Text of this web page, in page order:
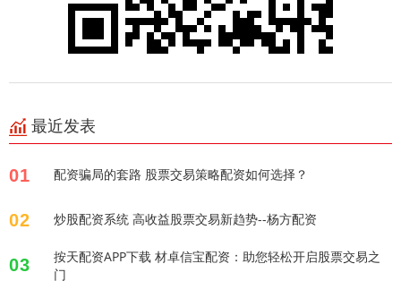
最近发表
01 配资骗局的套路 股票交易策略配资如何选择？
02 炒股配资系统 高收益股票交易新趋势--杨方配资
03
按天配资APP下载 材卓信宝配资：助您轻松开启股票交易之
门